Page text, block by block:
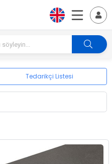
Tedarikçi Listesi